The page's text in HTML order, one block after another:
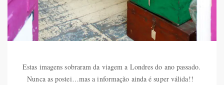
Estas imagens sobraram da viagem a Londres do ano passado.
Nunca as postei…mas a informação ainda é super válida!!